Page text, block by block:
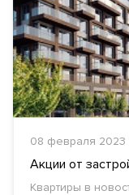
08 февраля 2023
Акции от
Квартиры в